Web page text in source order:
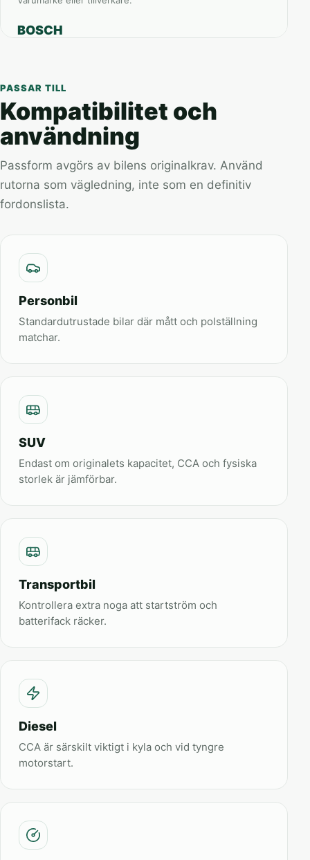
BOSCH
PASSAR TILL
Kompatibilitet och
användning
Passform avgörs av bilens originalkrav. Använd
rutorna som vägledning, inte som en definitiv
fordonslista.
Personbil
Standardutrustade bilar där mått och polställning
matchar.
SUV
Endast om originalets kapacitet, CCA och fysiska
storlek är jämförbar.
Transportbil
Kontrollera extra noga att startström och
batterifack räcker.
Diesel
CCA är särskilt viktigt i kyla och vid tyngre
motorstart.